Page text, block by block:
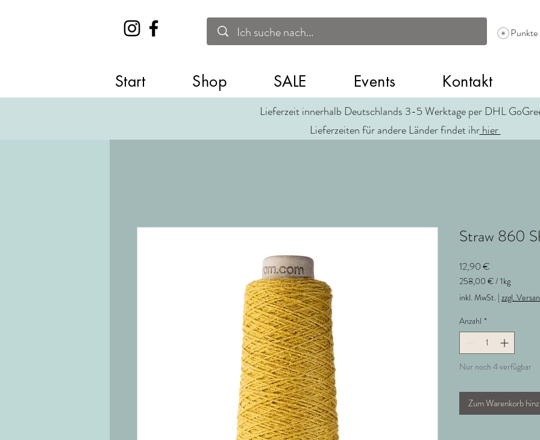
Punkte
Start Shop SALE Events Kontakt
Lieferzeit innerhalb Deutschlands 3-5 Werktage per DHL
Lieferzeiten für andere Länder findet ihrhier
Straw 860
12,90 €
258,00 €/ 1kg
258,00 €
pro
1
Kilogramm
inkl. MwSt. | zzgl.
Anzahl *
Nur noch 4 verfügbar
Zum Warenkorb